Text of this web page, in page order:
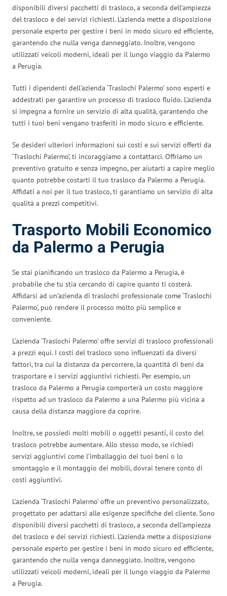
disponibili diversi pacchetti di trasloco, a seconda dell’ampiezza
del trasloco e dei servizi richiesti. L’azienda mette a disposizione
personale esperto per gestire i beni in modo sicuro ed efficiente,
garantendo che nulla venga danneggiato. Inoltre, vengono
utilizzati veicoli moderni, ideali per il lungo viaggio da Palermo
a Perugia.
Tutti i dipendenti dell’azienda ‘Traslochi Palermo’ sono esperti e
addestrati per garantire un processo di trasloco fluido. L’azienda
si impegna a fornire un servizio di alta qualità, garantendo che
tutti i tuoi beni vengano trasferiti in modo sicuro e efficiente.
Se desideri ulteriori informazioni sui costi e sui servizi offerti da
‘Traslochi Palermo’, ti incoraggiamo a contattarci. Offriamo un
preventivo gratuito e senza impegno, per aiutarti a capire meglio
quanto potrebbe costarti il tuo trasloco da Palermo a Perugia.
Affidati a noi per il tuo trasloco, ti garantiamo un servizio di alta
qualità a prezzi competitivi.
Trasporto Mobili Economico
da Palermo a Perugia
Se stai pianificando un trasloco da Palermo a Perugia, è
probabile che tu stia cercando di capire quanto ti costerà.
Affidarsi ad un’azienda di traslochi professionale come ‘Traslochi
Palermo’, può rendere il processo molto più semplice e
conveniente.
L’azienda ‘Traslochi Palermo’ offre servizi di trasloco professionali
a prezzi equi. I costi del trasloco sono influenzati da diversi
fattori, tra cui la distanza da percorrere, la quantità di beni da
trasportare e i servizi aggiuntivi richiesti. Per esempio, un
trasloco da Palermo a Perugia comporterà un costo maggiore
rispetto ad un trasloco da Palermo a una Palermo più vicina a
causa della distanza maggiore da coprire.
Inoltre, se possiedi molti mobili o oggetti pesanti, il costo del
trasloco potrebbe aumentare. Allo stesso modo, se richiedi
servizi aggiuntivi come l’imballaggio dei tuoi beni o lo
smontaggio e il montaggio dei mobili, dovrai tenere conto di
costi aggiuntivi.
L’azienda ‘Traslochi Palermo’ offre un preventivo personalizzato,
progettato per adattarsi alle esigenze specifiche del cliente. Sono
disponibili diversi pacchetti di trasloco, a seconda dell’ampiezza
del trasloco e dei servizi richiesti. L’azienda mette a disposizione
personale esperto per gestire i beni in modo sicuro ed efficiente,
garantendo che nulla venga danneggiato. Inoltre, vengono
utilizzati veicoli moderni, ideali per il lungo viaggio da Palermo
a Perugia.